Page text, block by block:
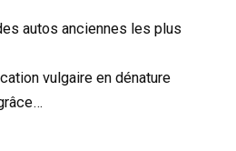
autos anciennes les plus
vulgaire en dénature